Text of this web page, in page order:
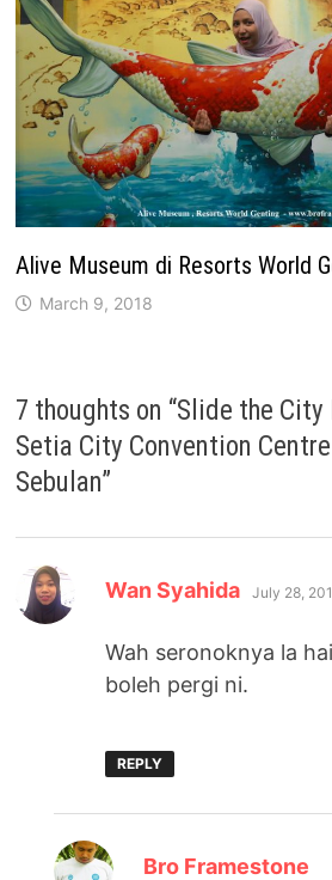
Alive Museum di Resorts World
March 9, 2018
7 thoughts on “Slide the City
Setia City Convention
Sebulan”
Wan Syahida says:
July 28,
Wah seronoknya la
boleh pergi ni.
REPLY
Bro Framestone